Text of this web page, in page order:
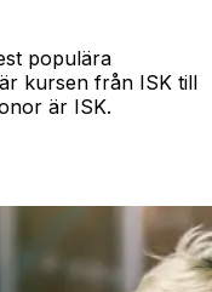
populära
kursen från ISK till
är ISK.